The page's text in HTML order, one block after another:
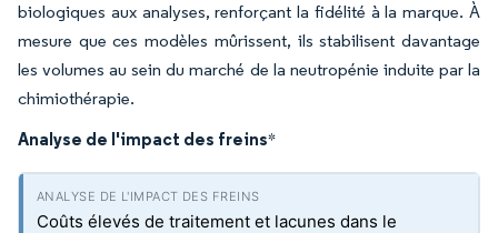
biologiques aux analyses, renforçant la fidélité à la marque. À
mesure que ces modèles mûrissent, ils stabilisent davantage
les volumes au sein du marché de la neutropénie induite par la
chimiothérapie.
Analyse de l'impact des freins*
Coûts élevés de traitement et lacunes dans le